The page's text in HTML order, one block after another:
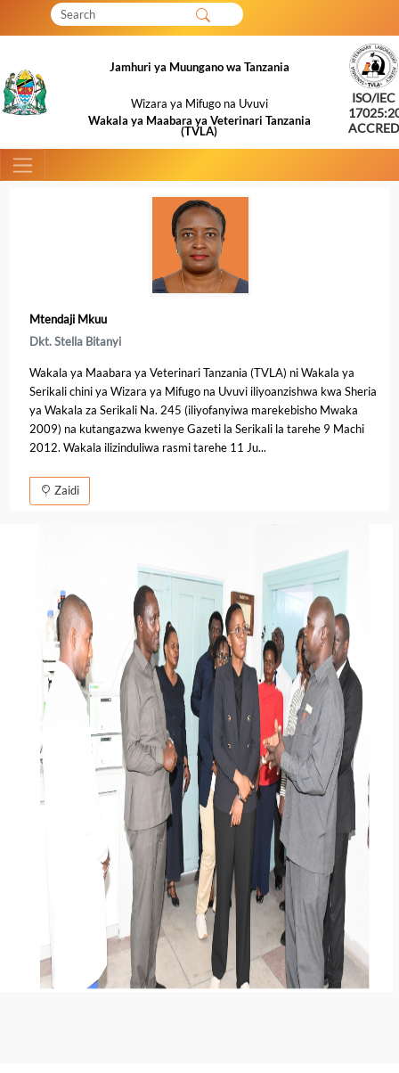
Wasiliana Nasi Barua Pepe MMM ENGLISH
Jamhuri ya Muungano wa Tanzania
Wizara ya Mifugo na Uvuvi
Wakala ya Maabara ya Veterinari Tanzania
(TVLA)
ISO/IEC
Mtendaji Mkuu
Dkt. Stella Bitanyi
Wakala ya Maabara ya Veterinari Tanzania (TVLA) ni Wakala ya
Serikali chini ya Wizara ya Mifugo na Uvuvi iliyoanzishwa kwa Sheria
ya Wakala za Serikali Na. 245 (iliyofanyiwa marekebisho Mwaka
2009) na kutangazwa kwenye Gazeti la Serikali la tarehe 9 Machi
2012. Wakala ilizinduliwa rasmi tarehe 11 Ju...
Zaidi
Previous Next